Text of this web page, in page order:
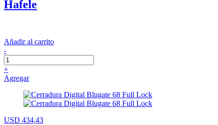
Hafele
Añadir al carrito
-
+
Agregar
USD 434,43